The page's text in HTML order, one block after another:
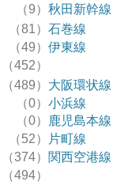
（9）秋田新幹線
（81）石巻線
（49）伊東線
（452）
（489） 大阪環状線
（0）小浜線
（0） 鹿児島本線
（52） 片町線
（374） 関西空港線
（494）